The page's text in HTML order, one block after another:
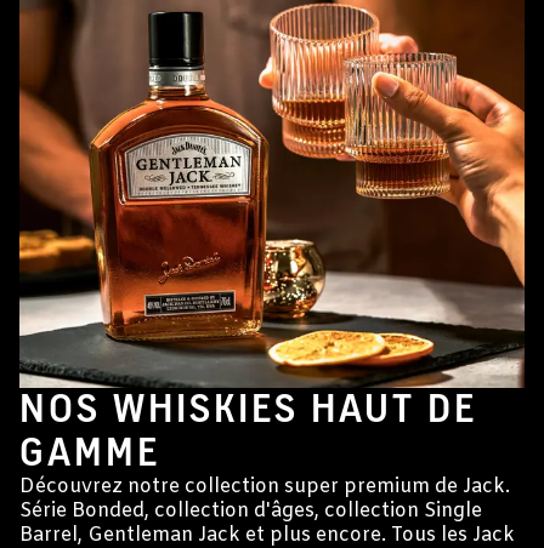
NOS WHISKIES HAUT DE
GAMME
Découvrez notre collection super premium de Jack.
Série Bonded, collection d'âges, collection Single
Barrel, Gentleman Jack et plus encore. Tous les Jack